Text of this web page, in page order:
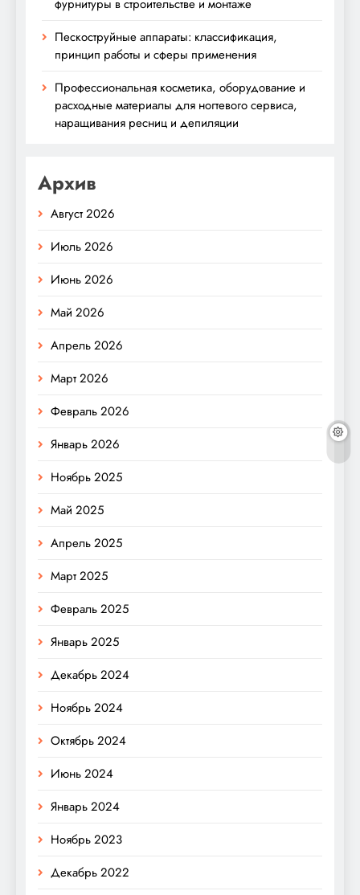
фурнитуры в строительстве и монтаже
Пескоструйные аппараты: классификация,
принцип работы и сферы применения
Профессиональная косметика, оборудование и
расходные материалы для ногтевого сервиса,
наращивания ресниц и депиляции
Архив
Август 2026
Июль 2026
Июнь 2026
Май 2026
Апрель 2026
Март 2026
Февраль 2026
Январь 2026
Ноябрь 2025
Май 2025
Апрель 2025
Март 2025
Февраль 2025
Январь 2025
Декабрь 2024
Ноябрь 2024
Октябрь 2024
Июнь 2024
Январь 2024
Ноябрь 2023
Декабрь 2022